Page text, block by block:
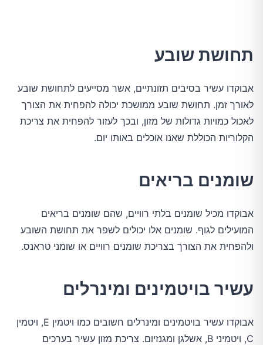
תחושת שובע
אבוקדו עשיר בסיבים תזונתיים, אשר מסייעים לתחושת שובע
לאורך זמן. תחושת שובע ממושכת יכולה להפחית את הצורך
לאכול כמויות גדולות של מזון, ובכך לעזור להפחית את צריכת
הקלוריות הכוללת שאנו אוכלים באותו יום.
שומנים בריאים
אבוקדו מכיל שומנים בלתי רוויים, שהם שומנים בריאים
המועילים לגוף. שומנים אלו יכולים לשפר את תחושת השובע
ולהפחית את הצורך בצריכת שומנים רוויים או שומני טראנס.
עשיר בויטמינים ומינרלים
אבוקדו עשיר בויטמינים ומינרלים חשובים כמו ויטמין E, ויטמין
C, ויטמיני B, אשלגן ומגנזיום. צריכת מזון עשיר בערכים